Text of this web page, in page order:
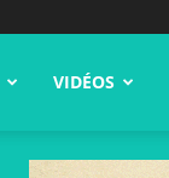
VIDÉOS